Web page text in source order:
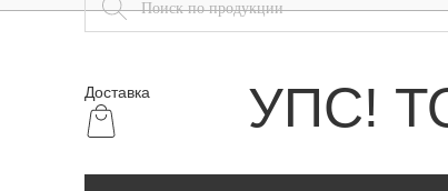
Доставка УПС!